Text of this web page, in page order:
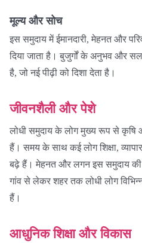
मूल्य और सोच
इस समुदाय में ईमानदारी, मेहनत और
दिया जाता है। बुजुर्गों के अनुभव और
है, जो नई पीढ़ी को दिशा देता है।
जीवनशैली और पेशे
लोधी समुदाय के लोग मुख्य रूप से कृषि
हैं। समय के साथ कई लोग शिक्षा,
बढ़े हैं। मेहनत और लगन इस समुदाय की
गांव से लेकर शहर तक लोधी लोग
हैं।
आधुनिक शिक्षा और विकास